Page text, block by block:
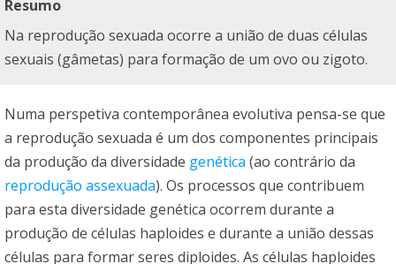
Resumo
Na reprodução sexuada ocorre a união de duas células
sexuais (gâmetas) para formação de um ovo ou zigoto.
Numa perspetiva contemporânea evolutiva pensa-se que
a reprodução sexuada é um dos componentes principais
da produção da diversidade genética (ao contrário da
reprodução assexuada). Os processos que contribuem
para esta diversidade genética ocorrem durante a
produção de células haploides e durante a união dessas
células para formar seres diploides. As células haploides